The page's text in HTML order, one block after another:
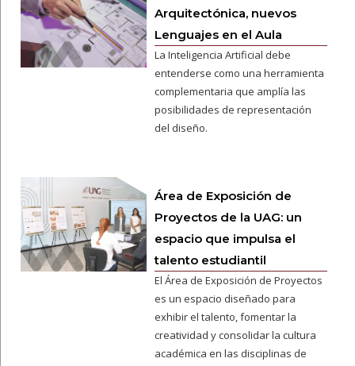
Arquitectónica, nuevos
Lenguajes en el Aula
La Inteligencia Artificial debe
entenderse como una herramienta
complementaria que amplía las
posibilidades de representación
del diseño.
Área de Exposición de
Proyectos de la UAG: un
espacio que impulsa el
talento estudiantil
El Área de Exposición de Proyectos
es un espacio diseñado para
exhibir el talento, fomentar la
creatividad y consolidar la cultura
académica en las disciplinas de